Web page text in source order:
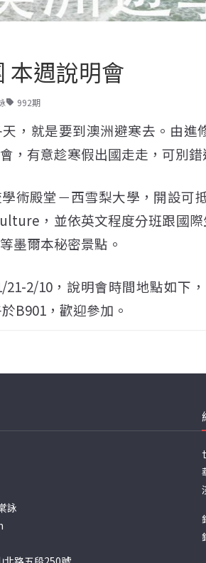
本週說明會
992期
天，就是要到澳洲避寒去。由
，有意趁寒假出國走走，可別錯
術殿堂－西雪梨大學，開設可
，並依英文程度分班跟國
墨爾本秘密景點。
21-2/10，說明會時間地點如下
B901，歡迎參加。
詠